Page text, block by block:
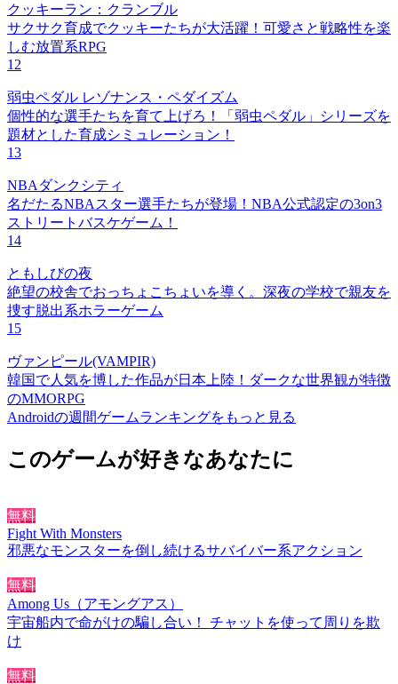
クッキーラン：クランブル
サクサク育成でクッキーたちが大活躍！可愛さと戦略性を楽
しむ放置系RPG
12
弱虫ペダル レゾナンス・ペダイズム
個性的な選手たちを育て上げろ！「弱虫ペダル」シリーズを
題材とした育成シミュレーション！
13
NBAダンクシティ
名だたるNBAスター選手たちが登場！NBA公式認定の3on3
ストリートバスケゲーム！
14
ともしびの夜
絶望の校舎でおっちょこちょいを導く。深夜の学校で親友を
捜す脱出系ホラーゲーム
15
ヴァンピール(VAMPIR)
韓国で人気を博した作品が日本上陸！ダークな世界観が特徴
のMMORPG
Androidの週間ゲームランキングをもっと見る
このゲームが好きなあなたに
無料
Fight With Monsters
邪悪なモンスターを倒し続けるサバイバー系アクション
無料
Among Us（アモングアス）
宇宙船内で命がけの騙し合い！ チャットを使って周りを欺
け
無料